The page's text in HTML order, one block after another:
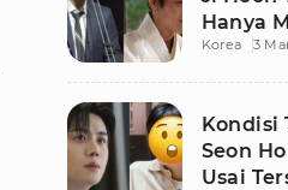
Hanya
Apel,
Korea 3
Kondisi
Seon
Usai